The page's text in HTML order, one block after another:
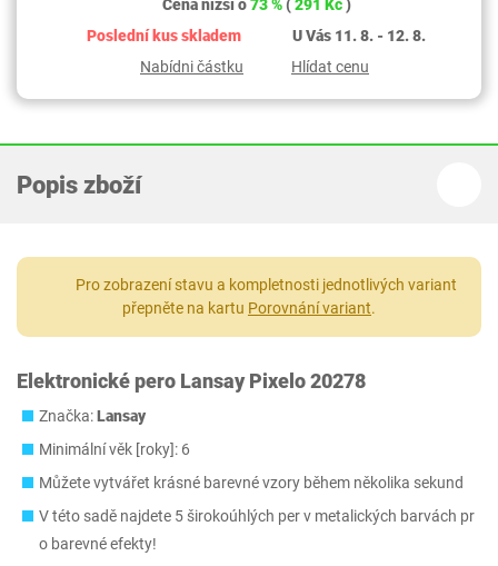
Cena nižší o73 %(291 Kč)
Poslední kus skladem
U Vás 11. 8. - 12. 8.
Nabídni částku
Hlídat cenu
Popis zboží
Pro zobrazení stavu a kompletnosti jednotlivých variant
přepněte na kartu Porovnání variant.
Elektronické pero Lansay Pixelo 20278
Značka:Lansay
Minimální věk [roky]: 6
Můžete vytvářet krásné barevné vzory během několika sekund
V této sadě najdete 5 širokoúhlých per v metalických barvách pr
o barevné efekty!